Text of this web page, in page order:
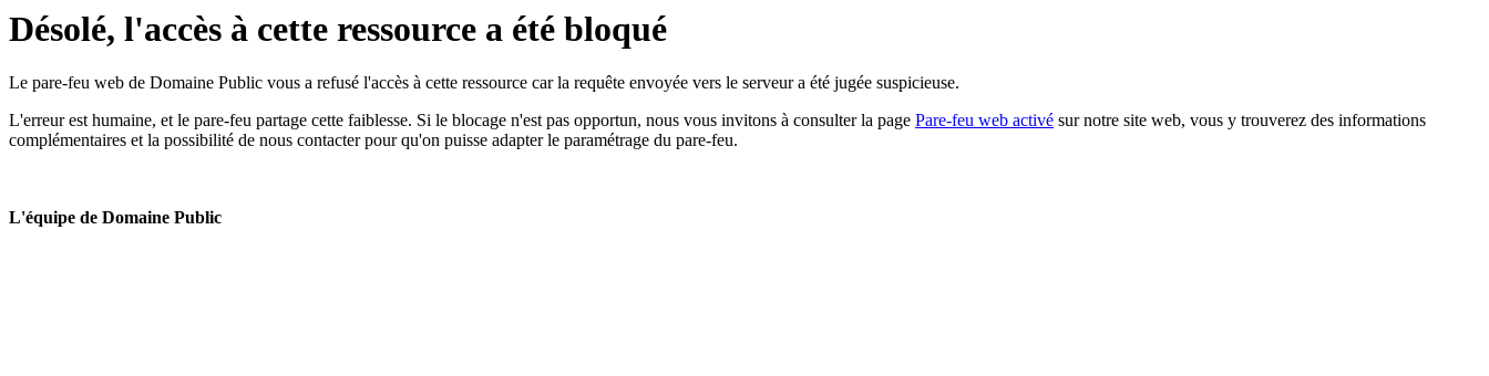
Désolé, l'accès à cette ressource a été bloqué
Le pare-feu web de Domaine Public vous a refusé l'accès à cette ressource car la requête envoyée vers le serveur a été jugée suspicieuse.
L'erreur est humaine, et le pare-feu partage cette faiblesse. Si le blocage n'est pas opportun, nous vous invitons à consulter la page Pare-feu web activé sur notre site web, vous y trouverez des informations
complémentaires et la possibilité de nous contacter pour qu'on puisse adapter le paramétrage du pare-feu.
L'équipe de Domaine Public